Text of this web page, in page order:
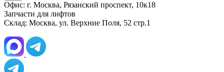
Офис: г. Москва, Рязанский проспект, 10к18
Запчасти для лифтов
Склад: Москва, ул. Верхние Поля, 52 стр.1